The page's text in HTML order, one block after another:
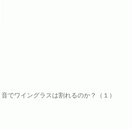
音でワイングラスは割れるのか？（１）